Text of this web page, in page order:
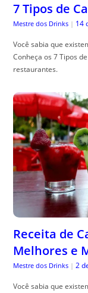
7 Tipos de
Mestre dos Drinks | 14
Você sabia que
Conheça os 7 Tipos
restaurantes.
Receita de
Melhores e
Mestre dos Drinks | 2
Você sabia que